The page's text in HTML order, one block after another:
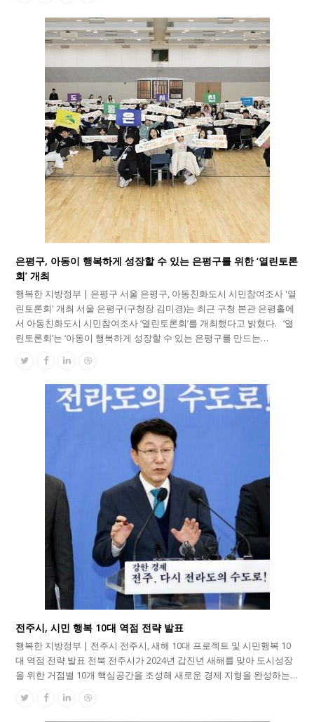
은평구, 아동이 행복하게 성장할 수 있는 은평구를 위한 ‘열린토론
회’ 개최
행복한 지방정부 | 은평구 서울 은평구, 아동친화도시 시민참여조사 '열
린토론회' 개최 서울 은평구(구청장 김미경)는 최근 구청 본관 은평홀에
서 아동친화도시 시민참여조사 ‘열린토론회’를 개최했다고 밝혔다. ‘열
린토론회’는 ‘아동이 행복하게 성장할 수 있는 은평구를 만드는…
TwitterFacebook
LinkedinDribbble
전주시, 시민 행복 10대 역점 전략 발표
행복한 지방정부 | 전주시 전주시, 새해 10대 프로젝트 및 시민행복 10
대 역점 전략 발표 전북 전주시가 2024년 갑진년 새해를 맞아 도시성장
을 위한 거점별 10개 핵심공간을 조성해 새로운 경제 지형을 완성하는…
TwitterFacebook
LinkedinDribbble